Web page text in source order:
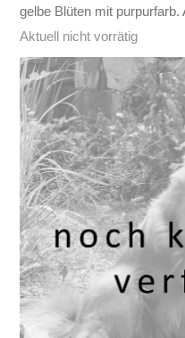
gelbe Blüten mit purpurfarb.
Aktuell nicht vorrätig